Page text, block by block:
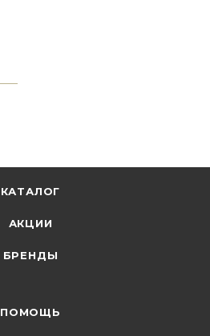
КАТАЛОГ
АКЦИИ
БРЕНДЫ
ПОМОЩЬ